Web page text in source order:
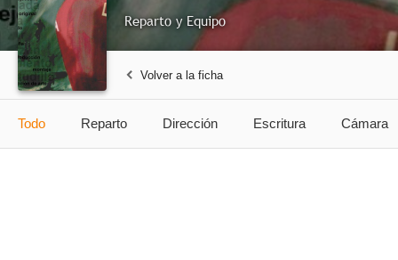
Reparto y Equipo
Volver a la ficha
Todo Reparto Dirección Escritura Cámara